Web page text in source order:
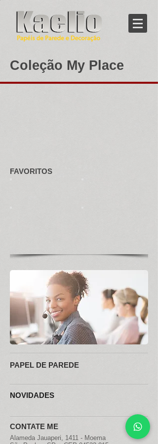
Coleção My Place
FAVORITOS
PAPEL DE PAREDE
NOVIDADES
CONTATE ME
Alameda Jauaperi, 1411 - Moema